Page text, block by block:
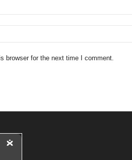
browser for the next time I comment.